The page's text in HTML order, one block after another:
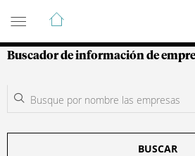
Guía de Empresas
Buscador de información de
BUSCAR